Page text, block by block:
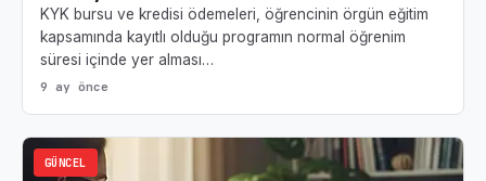
KYK bursu ve kredisi ödemeleri, öğrencinin örgün eğitim
kapsamında kayıtlı olduğu programın normal öğrenim
süresi içinde yer alması…
9 ay önce
GÜNCEL